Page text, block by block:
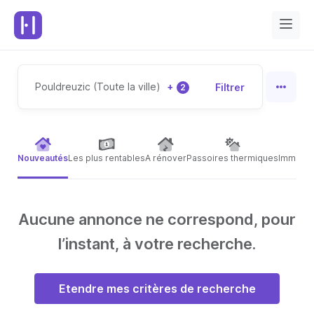
Pouldreuzic (Toute la ville) + 2 Filtrer
NouveautésLes plus rentablesA rénoverPassoires thermiques
Aucune annonce ne correspond, pour
l’instant, à votre recherche.
Etendre mes critères de recherche